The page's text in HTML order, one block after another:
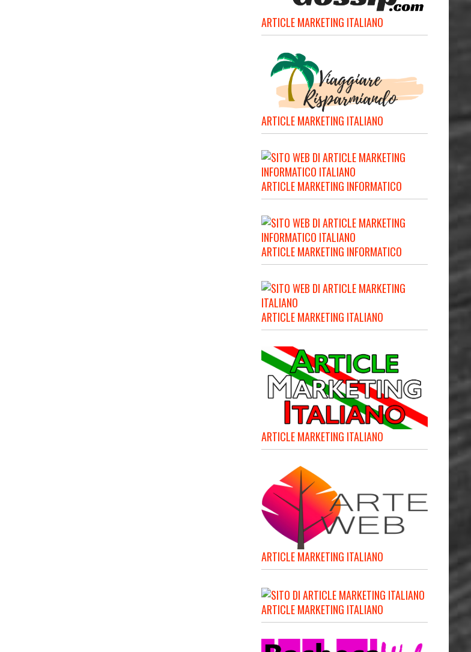
ARTICLE MARKETING ITALIANO
ARTICLE MARKETING ITALIANO
ARTICLE MARKETING INFORMATICO
ARTICLE MARKETING INFORMATICO
ARTICLE MARKETING ITALIANO
ARTICLE MARKETING ITALIANO
ARTICLE MARKETING ITALIANO
ARTICLE MARKETING ITALIANO